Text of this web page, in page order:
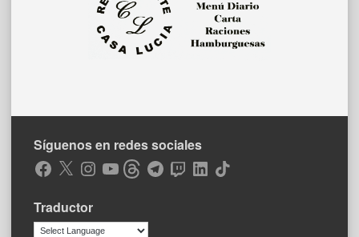
Síguenos en redes sociales
Facebook
X Instagram
YouTubeThreadsTelegramTwitchLinkedIn
TikTok
Traductor